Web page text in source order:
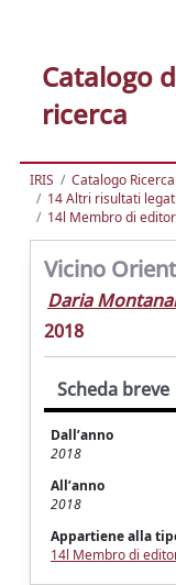
Catalogo
ricerca
IRIS
Catalogo
14 Altri risultati
14l Membro di
Vicino
Daria
2018
Scheda breve
Dall’anno
2018
All’anno
2018
Appartiene alla
14l Membro di